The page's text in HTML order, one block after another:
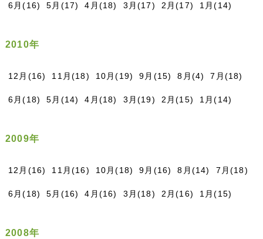
6月(16) 5月(17) 4月(18) 3月(17) 2月(17) 1月(14)
2010年
12月(16) 11月(18) 10月(19) 9月(15) 8月(4) 7月(18)
6月(18) 5月(14) 4月(18) 3月(19) 2月(15) 1月(14)
2009年
12月(16) 11月(16) 10月(18) 9月(16) 8月(14) 7月(18)
6月(18) 5月(16) 4月(16) 3月(18) 2月(16) 1月(15)
2008年